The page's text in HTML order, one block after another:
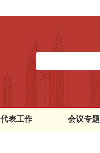
代表工作 会议专题